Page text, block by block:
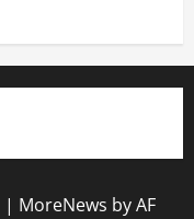
| MoreNews by AF